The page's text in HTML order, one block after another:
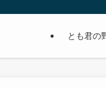
とも君の